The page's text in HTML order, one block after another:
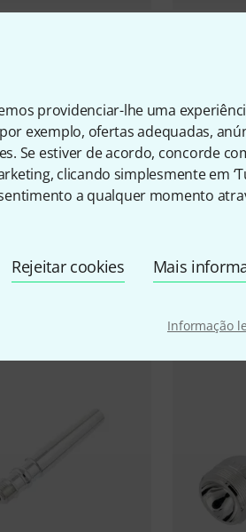
providenciar-lhe uma
exemplo, ofertas adequadas,
Se estiver de acordo, concorde
clicando simplesmente em
a qualquer momento
Rejeitar cookies Mais
Informação
Ofertas